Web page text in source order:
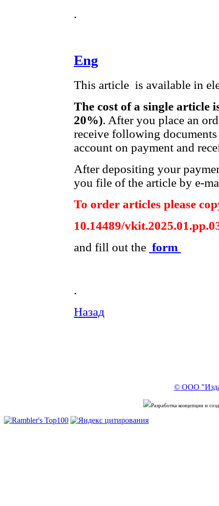
.
Eng
This article is available in
The cost of a single article
20%). After you place an
receive following
account on payment and
After depositing your
you file of the article by e-
To order articles please
10.14489/
and fill out the form
.
Назад
© ООО
Разработка концепции и